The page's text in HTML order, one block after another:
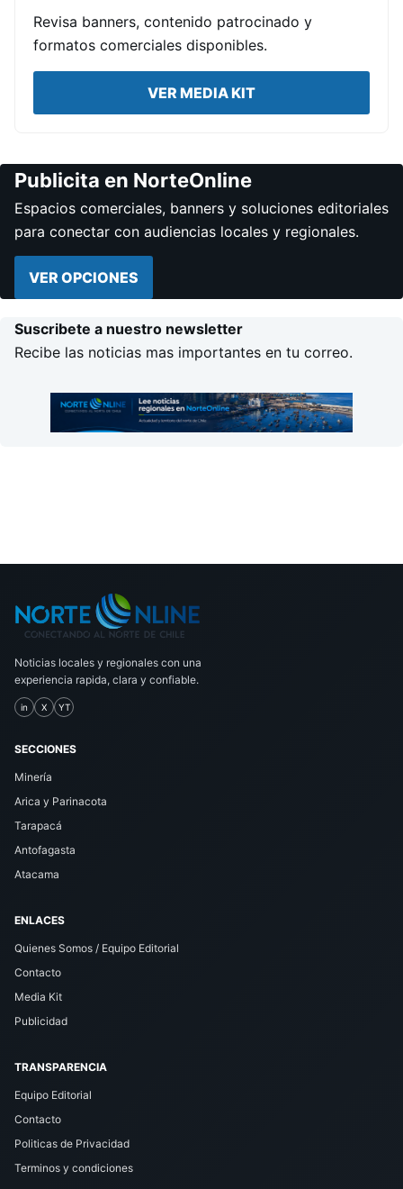
Revisa banners, contenido patrocinado y
formatos comerciales disponibles.
VER MEDIA KIT
Publicita en NorteOnline
Espacios comerciales, banners y soluciones editoriales
para conectar con audiencias locales y regionales.
VER OPCIONES
Suscribete a nuestro newsletter
Recibe las noticias mas importantes en tu correo.
Noticias locales y regionales con una
experiencia rapida, clara y confiable.
in X YT
SECCIONES
Minería
Arica y Parinacota
Tarapacá
Antofagasta
Atacama
ENLACES
Quienes Somos / Equipo Editorial
Contacto
Media Kit
Publicidad
TRANSPARENCIA
Equipo Editorial
Contacto
Politicas de Privacidad
Terminos y condiciones